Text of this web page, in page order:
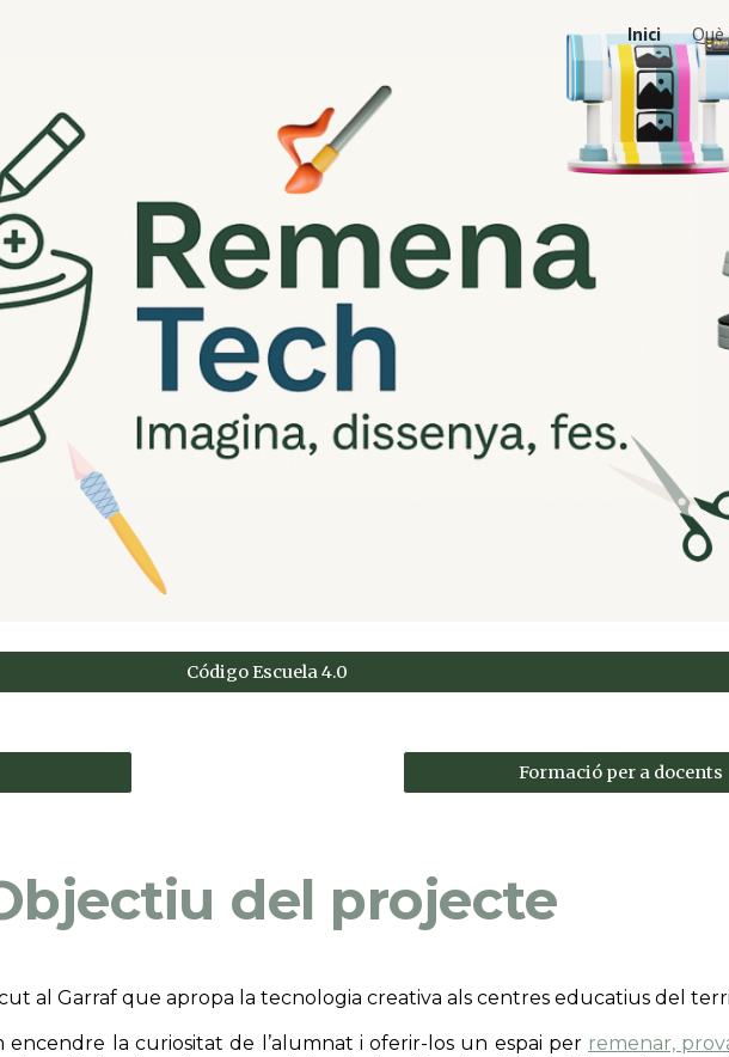
Inici
Código Escuela 4.0
Formació per a docents
del projecte
al Garraf que apropa la tecnologia creativa als centres educatius del
encendre la curiositat de l’alumnat i oferir-los un espai per remenar,